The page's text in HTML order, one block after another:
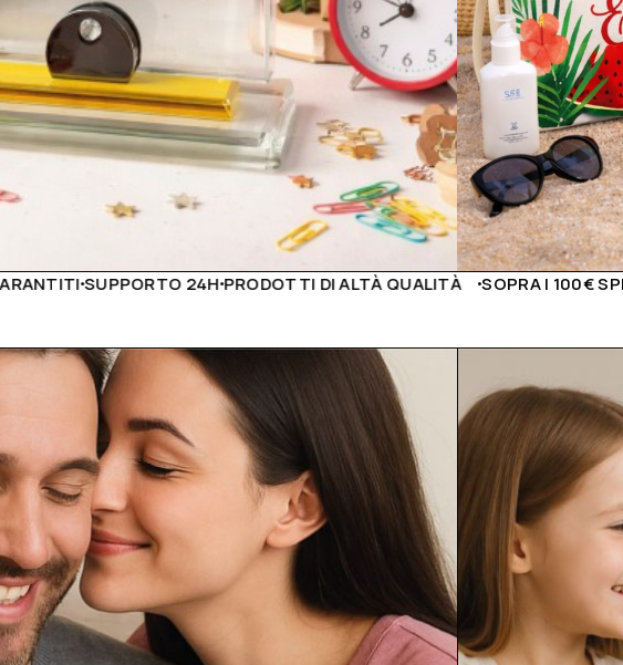
PRODOTTI DI ALTÀ QUALITÀ SOPRA I 100€ SPEDIZIONE GRATUITA